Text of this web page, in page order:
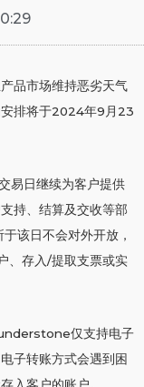
品市场维持恶劣天气
安排将于2024年9月23
易日继续为客户提供
持、结算及交收等部
该日不会对外开放，
、存入/提取支票或实
仅支持电子
子转账方式会遇到困